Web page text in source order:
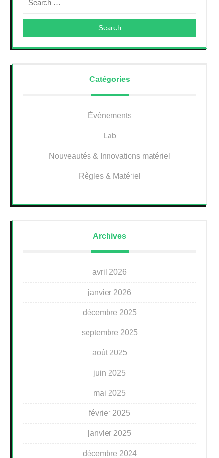
Search
Catégories
Évènements
Lab
Nouveautés & Innovations matériel
Règles & Matériel
Archives
avril 2026
janvier 2026
décembre 2025
septembre 2025
août 2025
juin 2025
mai 2025
février 2025
janvier 2025
décembre 2024